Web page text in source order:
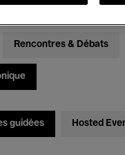
2026
Rencontres & Débats
guidées Hosted